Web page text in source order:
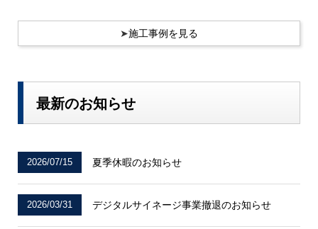
➤施工事例を見る
最新のお知らせ
2026/07/15 夏季休暇のお知らせ
2026/03/31 デジタルサイネージ事業撤退のお知らせ